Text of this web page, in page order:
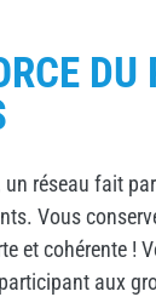
DU
un réseau fait
Vous
et cohérente !
aux